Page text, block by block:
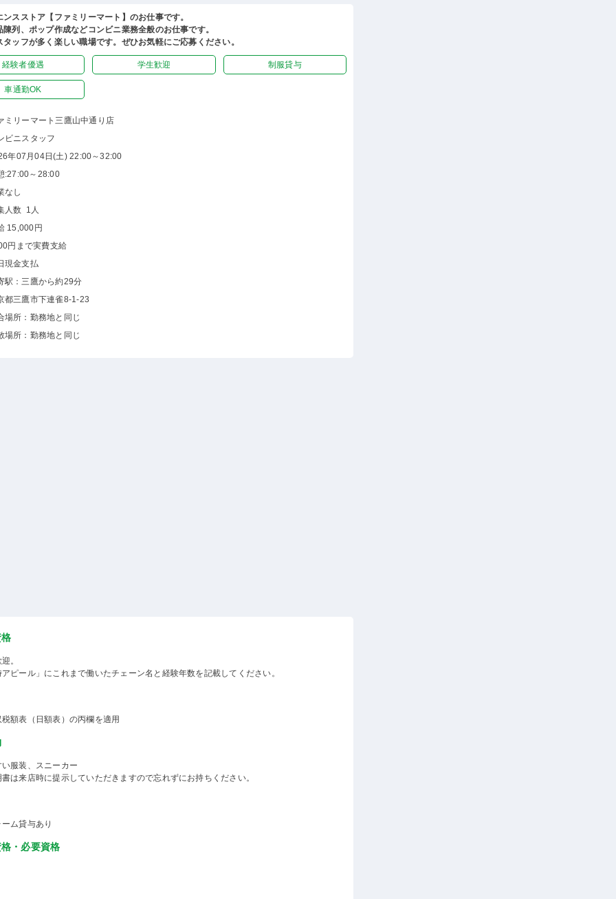
ンスストア【ファミリーマート】のお仕事です。
陳列、ポップ作成などコンビニ業務全般のお仕事です。
タッフが多く楽しい職場です。ぜひお気軽にご応募ください。
経験者優遇 学生歓迎 制服貸与
車通勤OK
ミリーマート三鷹山中通り店
ビニスタッフ
年07月04日(土) 22:00～32:00
:27:00～28:00
なし
人数 1人
15,000円
円まで実費支給
現金支払
駅：三鷹から約29分
都三鷹市下連雀8-1-23
場所：勤務地と同じ
場所：勤務地と同じ
。
ピール」にこれまで働いたチェーン名と経験年数を記載してください。
額表（日額表）の丙欄を適用
服装、スニーカー
は来店時に提示していただきますので忘れずにお持ちください。
ム貸与あり
・必要資格